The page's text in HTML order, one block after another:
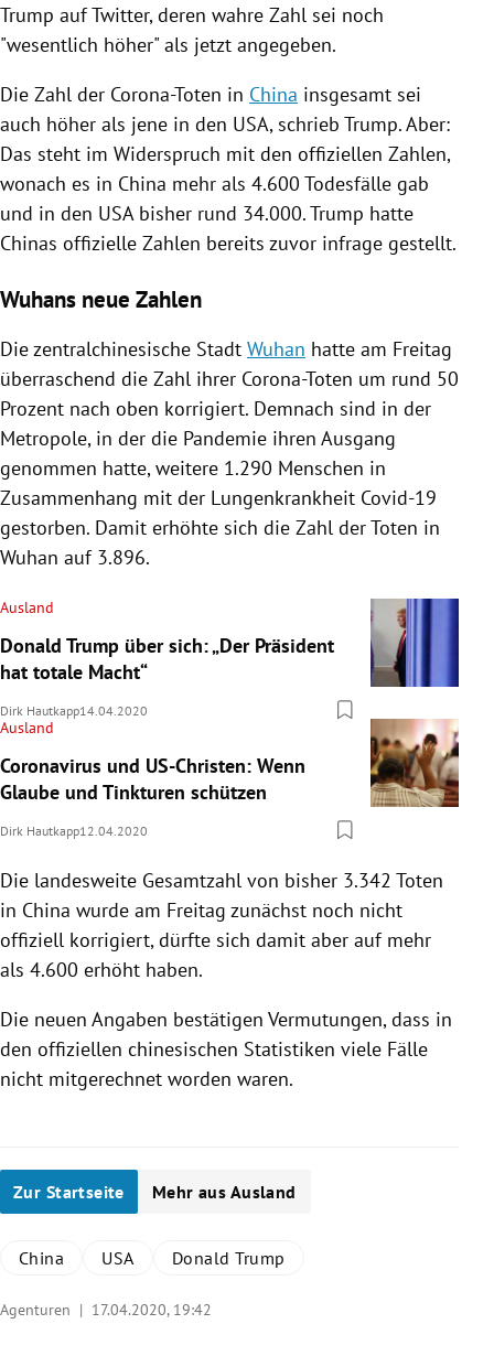
Trump aufTwitter, deren wahre Zahl sei noch
"wesentlich höher" als jetzt angegeben.
Die Zahl der Corona-Toten in China insgesamt sei
auch höher als jene in den USA, schrieb Trump. Aber:
Das steht im Widerspruch mit den offiziellen Zahlen,
wonach es in China mehr als 4.600 Todesfälle gab
und in den USAbisher rund 34.000.Trump hatte
Chinas offizielle Zahlen bereits zuvor infrage gestellt.
Wuhans neue Zahlen
Die zentralchinesische Stadt Wuhan hatte am Freitag
überraschend die Zahl ihrer Corona-Toten um rund 50
Prozent nach oben korrigiert. Demnach sind in der
Metropole, in der die Pandemie ihren Ausgang
genommen hatte, weitere 1.290 Menschen in
Zusammenhang mit der Lungenkrankheit Covid-19
gestorben. Damit erhöhte sich die Zahl der Toten in
Wuhan auf 3.896.
Ausland
Donald Trump über sich: „Der Präsident
hat totale Macht“
Dirk Hautkapp14.04.2020
Ausland
Coronavirus und US-Christen: Wenn
Glaube und Tinkturen schützen
Dirk Hautkapp12.04.2020
Die landesweite Gesamtzahl von bisher 3.342 Toten
in China wurde am Freitag zunächst noch nicht
offiziell korrigiert, dürfte sich damit aber auf mehr
als 4.600 erhöht haben.
Die neuen Angaben bestätigen Vermutungen, dass in
den offiziellen chinesischen Statistiken viele Fälle
nicht mitgerechnet worden waren.
Zur Startseite Mehr aus Ausland
China USA Donald Trump
Agenturen | 17.04.2020, 19:42